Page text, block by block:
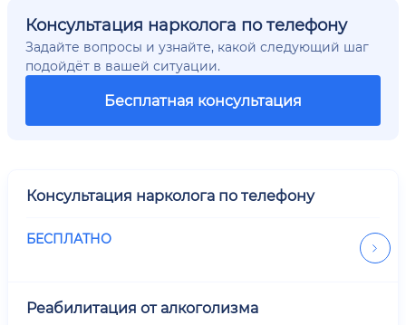
Консультация нарколога по телефону
Задайте вопросы и узнайте, какой следующий шаг
подойдёт в вашей ситуации.
Бесплатная консультация
Консультация нарколога по телефону
БЕСПЛАТНО
Реабилитация от алкоголизма